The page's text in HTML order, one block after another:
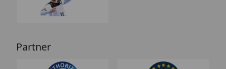
Partner